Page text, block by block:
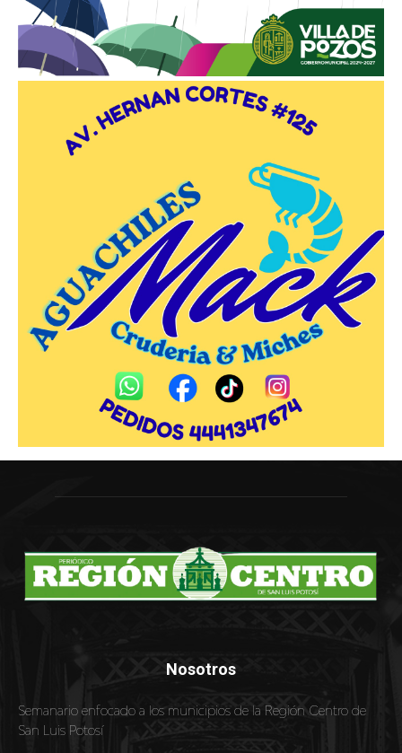
Nosotros
Semanario enfocado a los municipios de la Región Centro de
San Luis Potosí